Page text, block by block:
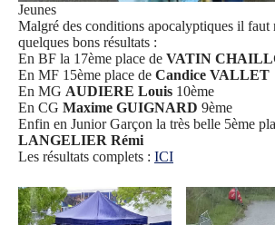
Jeunes
Malgré des conditions apocalyptiques il faut
quelques bons résultats :
En BF la 17ème place de VATIN
En MF 15ème place de Candice VALLET
En MG AUDIERE Louis 10ème
En CG Maxime GUIGNARD 9ème
Enfin en Junior Garçon la très belle 5ème
LANGELIER Rémi
Les résultats complets : ICI